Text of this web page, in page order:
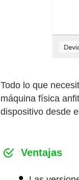
Todo lo que
máquina física
dispositivo desde
Ventajas